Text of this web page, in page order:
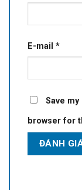
E-mail *
Save
browser for